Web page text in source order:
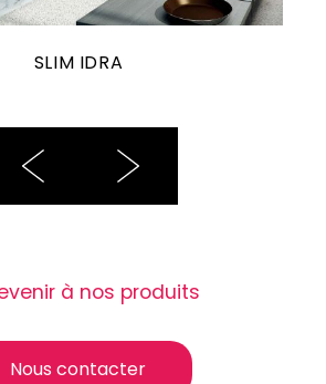
SLIM IDRA
à nos produits
Nous contacter